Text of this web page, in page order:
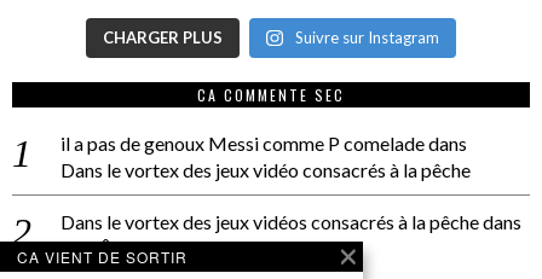
CHARGER PLUS Suivre sur Instagram
CA COMMENTE SEC
il a pas de genoux Messi comme P comeladedans
Dans le vortex des jeux vidéo consacrés à la pêche
Dans le vortex des jeux vidéos consacrés à la pêchedans
PACÔME THIELLEMENT
La séance d’Hip Gnose
CA VIENT DE SORTIR